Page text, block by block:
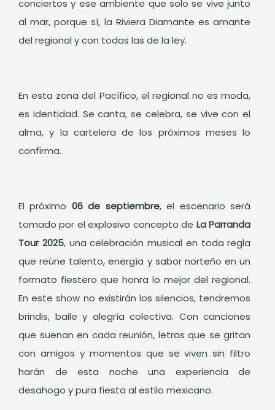
conciertos y ese ambiente que solo se vive junto
al mar, porque sí, la Riviera Diamante es amante
del regional y con todas las de la ley.
En esta zona del Pacífico, el regional no es moda,
es identidad. Se canta, se celebra, se vive con el
alma, y la cartelera de los próximos meses lo
confirma.
El próximo 06 de septiembre, el escenario será
tomado por el explosivo concepto de La Parranda
Tour 2025, una celebración musical en toda regla
que reúne talento, energía y sabor norteño en un
formato fiestero que honra lo mejor del regional.
En este show no existirán los silencios, tendremos
brindis, baile y alegría colectiva. Con canciones
que suenan en cada reunión, letras que se gritan
con amigos y momentos que se viven sin filtro
harán de esta noche una experiencia de
desahogo y pura fiesta al estilo mexicano.